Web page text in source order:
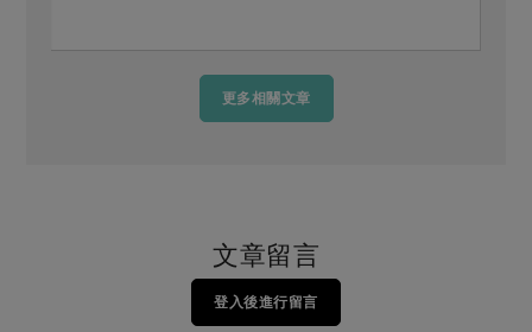
更多相關文章
文章留言
登入後進行留言